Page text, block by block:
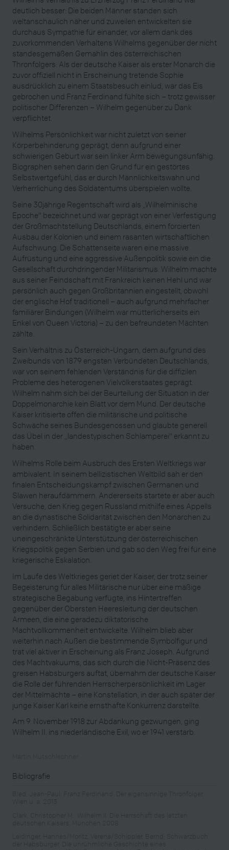
deutlich besser: Die beiden Männer standen sich
weltanschaulich näher und zuweilen entwickelten sie
durchaus Sympathie für einander, vor allem dank des
zuvorkommenden Verhaltens Wilhelms gegenüber der nicht
standesgemäßen Gemahlin des österreichischen
Thronfolgers: Als der deutsche Kaiser als erster Monarch die
zuvor offiziell nicht in Erscheinung tretende Sophie
ausdrücklich zu einem Staatsbesuch einlud, war das Eis
gebrochen und Franz Ferdinand fühlte sich – trotz gewisser
politischer Differenzen – Wilhelm gegenüber zu Dank
verpflichtet.
Wilhelms Persönlichkeit war nicht zuletzt von seiner
Körperbehinderung geprägt, denn aufgrund einer
schwierigen Geburt war sein linker Arm bewegungsunfähig.
Biographen sehen darin den Grund für ein gestörtes
Selbstwertgefühl, das er durch Männlichkeitswahn und
Verherrlichung des Soldatentums überspielen wollte.
Seine 30jährige Regentschaft wird als „Wilhelminische
Epoche“ bezeichnet und war geprägt von einer Verfestigung
der Großmachtstellung Deutschlands, einem forcierten
Ausbau der Kolonien und einem rasanten wirtschaftlichen
Aufschwung. Die Schattenseite waren eine massive
Aufrüstung und eine aggressive Außenpolitik sowie ein die
Gesellschaft durchdringender Militarismus. Wilhelm machte
aus seiner Feindschaft mit Frankreich keinen Hehl und war
persönlich auch gegen Großbritannien eingestellt, obwohl
der englische Hof traditionell – auch aufgrund mehrfacher
familiärer Bindungen (Wilhelm war mütterlicherseits ein
Enkel von Queen Victoria) – zu den befreundeten Mächten
zählte.
Sein Verhältnis zu Österreich-Ungarn, dem aufgrund des
Zweibunds von 1879 engsten Verbündeten Deutschlands,
war von seinem fehlenden Verständnis für die diffizilen
Probleme des heterogenen Vielvölkerstaates geprägt.
Wilhelm nahm sich bei der Beurteilung der Situation in der
Doppelmonarchie kein Blatt vor dem Mund. Der deutsche
Kaiser kritisierte offen die militärische und politische
Schwäche seines Bundesgenossen und glaubte generell
das Übel in der „landestypischen Schlamperei“ erkannt zu
haben.
Wilhelms Rolle beim Ausbruch des Ersten Weltkriegs war
ambivalent. In seinem bellizistischen Weltbild sah er den
finalen Entscheidungskampf zwischen Germanen und
Slawen heraufdämmern. Andererseits startete er aber auch
Versuche, den Krieg gegen Russland mithilfe eines Appells
an die dynastische Solidarität zwischen den Monarchen zu
verhindern. Schließlich bestätigte er aber seine
uneingeschränkte Unterstützung der österreichischen
Kriegspolitik gegen Serbien und gab so den Weg frei für eine
kriegerische Eskalation.
Im Laufe des Weltkrieges geriet der Kaiser, der trotz seiner
Begeisterung für alles Militärische nur über eine mäßige
strategische Begabung verfügte, ins Hintertreffen
gegenüber der Obersten Heeresleitung der deutschen
Armeen, die eine geradezu diktatorische
Machtvollkommenheit entwickelte. Wilhelm blieb aber
weiterhin nach Außen die bestimmende Symbolfigur und
trat viel aktiver in Erscheinung als Franz Joseph. Aufgrund
des Machtvakuums, das sich durch die Nicht-Präsenz des
greisen Habsburgers auftat, übernahm der deutsche Kaiser
die Rolle der führenden Herrscherpersönlichkeit im Lager
der Mittelmächte – eine Konstellation, in der auch später der
junge Kaiser Karl keine ernsthafte Konkurrenz darstellte.
Am 9. November 1918 zur Abdankung gezwungen, ging
Wilhelm II. ins niederländische Exil, wo er 1941 verstarb.
Bibliografie